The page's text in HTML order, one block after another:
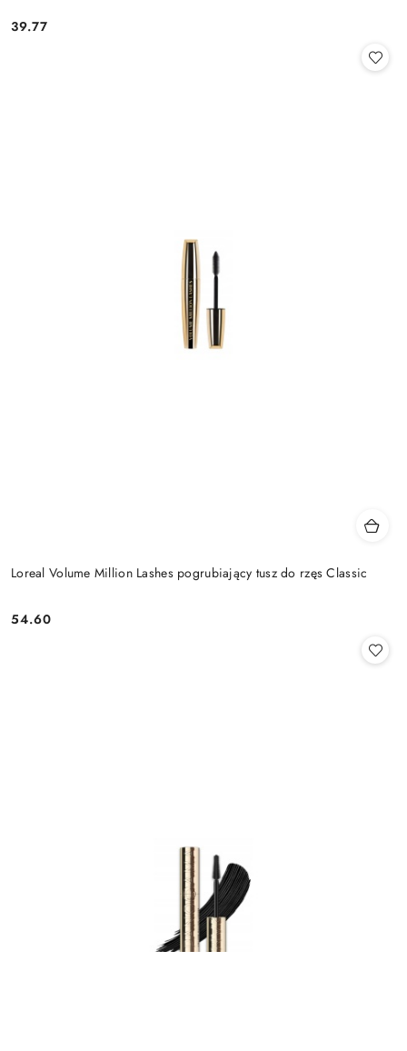
Cena:
39.77
Loreal Volume Million Lashes pogrubiający tusz do rzęs Classic
Cena:
54.60